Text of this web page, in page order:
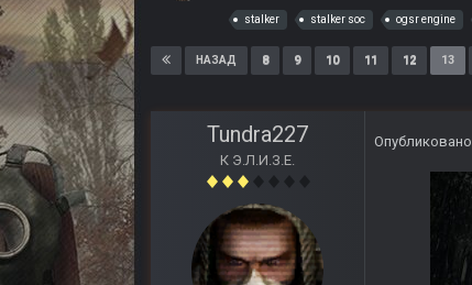
stalker stalker soc ogsr engine
НАЗАД 8 9 10 11 12 13
Tundra227
К Э.Л.И.З.Е.
Опубликовано